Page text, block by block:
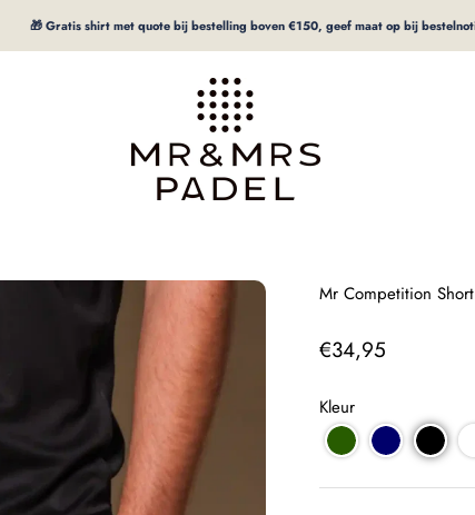
🎁 Gratis shirt met quote bij bestelling boven €150, geef maat op bij bestelnotitie
mrpadel.com
Mr Competition
Prezzo speciale
€34,95
Kleur